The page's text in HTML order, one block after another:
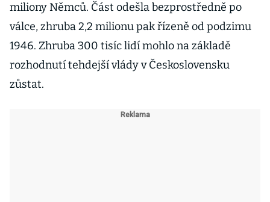
miliony Němců. Část odešla bezprostředně po
válce, zhruba 2,2 milionu pak řízeně od podzimu
1946. Zhruba 300 tisíc lidí mohlo na základě
rozhodnutí tehdejší vlády v Československu
zůstat.